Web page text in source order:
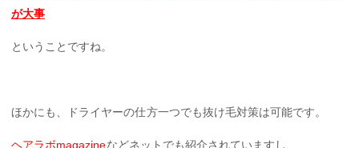
が大事
ということですね。
ほかにも、ドライヤーの仕方一つでも抜け毛対策は可能です。
ヘアラボmagazineなどネットでも紹介されていますし、